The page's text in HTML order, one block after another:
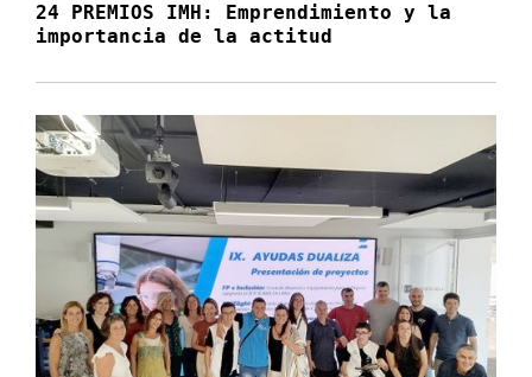
24 PREMIOS IMH: Emprendimiento y la
importancia de la actitud